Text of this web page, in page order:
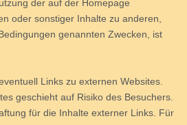
der auf der Homepage
oder sonstiger Inhalte zu anderen,
genannten Zwecken, ist
Links zu externen Websites.
geschieht auf Risiko des Besuchers.
für die Inhalte externer Links. Für